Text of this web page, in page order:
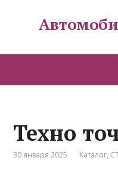
Техно
30 января 2025 Каталог,